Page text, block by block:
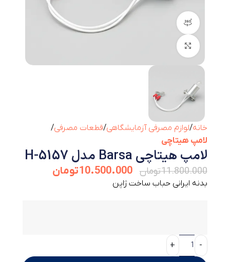
خانه لوازم مصرفی آزمایشگاهی قطعات مصرفی
لامپ هیتاچی
لامپ هیتاچی Barsa مدل H-5157
11.800.000تومان 10.500.000تومان
بدنه ایرانی حباب ساخت ژاپن